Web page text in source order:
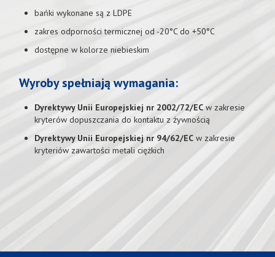
bańki wykonane są z LDPE
zakres odporności termicznej od -20°C do +50°C
dostępne w kolorze niebieskim
Wyroby spełniają wymagania:
Dyrektywy Unii Europejskiej nr 2002/72/EC w zakresie
kryterów dopuszczania do kontaktu z żywnością
Dyrektywy Unii Europejskiej nr 94/62/EC w zakresie
kryteriów zawartości metali ciężkich